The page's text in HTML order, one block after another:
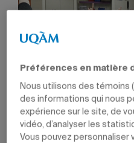
Préférences en matière
Nous utilisons des témoins
des informations qui nous
expérience sur le site, de
vidéo, d’analyser les
Vous pouvez personnaliser